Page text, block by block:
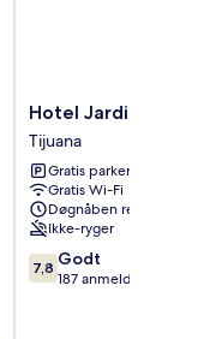
Hotel
Jardin
Tijuana
Hotel Jardin
Tijuana
Gratis parkering
Gratis Wi-Fi
Døgnåben reception
Ikke-ryger
7.8
ud
7,8 Godt
187 anmeldelser